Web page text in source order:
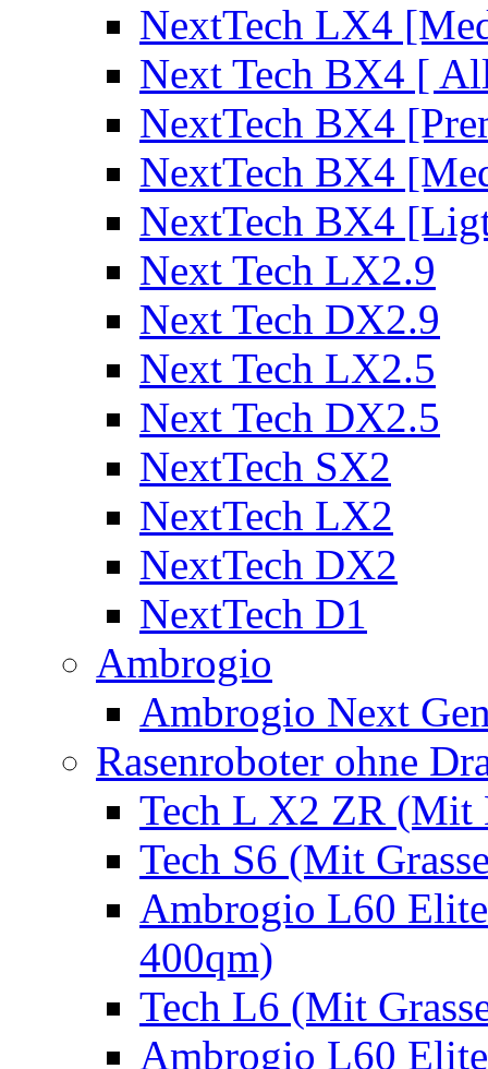
NextTech LX4
Next Tech BX4 [
NextTech BX4
NextTech BX4
NextTech BX4
Next Tech LX2.9
Next Tech DX2.9
Next Tech LX2.5
Next Tech DX2.5
NextTech SX2
NextTech LX2
NextTech DX2
NextTech D1
Ambrogio
Ambrogio Next
Rasenroboter ohne
Tech L X2 ZR (Mit
Tech S6 (Mit
Ambrogio L60
400qm)
Tech L6 (Mit
Ambrogio L60